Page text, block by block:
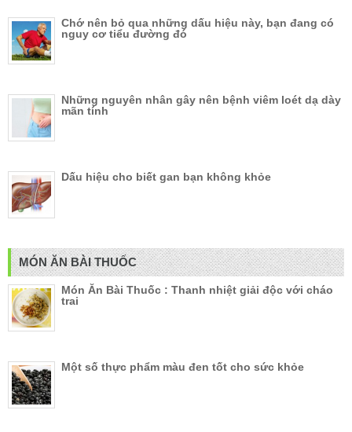
Chớ nên bỏ qua những dấu hiệu này, bạn đang có
nguy cơ tiểu đường đó
Những nguyên nhân gây nên bệnh viêm loét dạ dày
mãn tính
Dấu hiệu cho biết gan bạn không khỏe
MÓN ĂN BÀI THUỐC
Món Ăn Bài Thuốc : Thanh nhiệt giải độc với cháo
trai
Một số thực phẩm màu đen tốt cho sức khỏe